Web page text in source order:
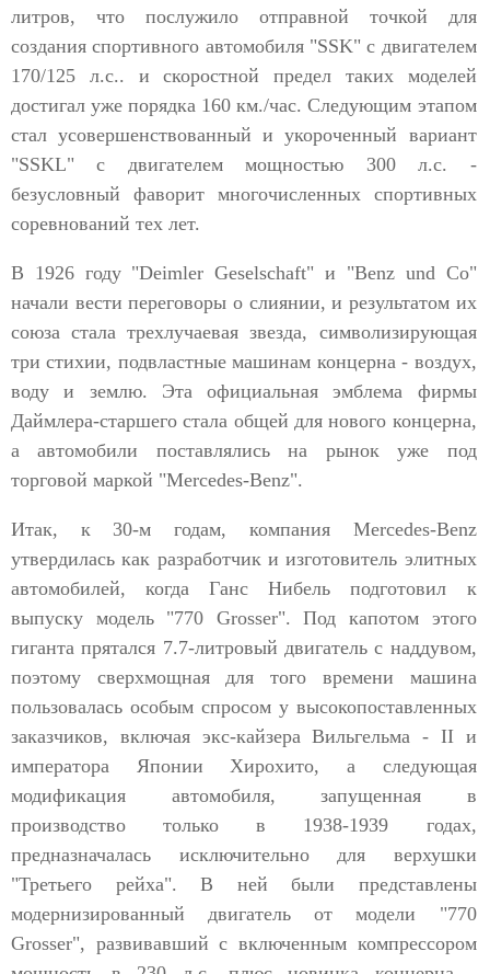
литров, что послужило отправной точкой для
создания спортивного автомобиля "SSK" с двигателем
170/125 л.с.. и скоростной предел таких моделей
достигал уже порядка 160 км./час. Следующим этапом
стал усовершенствованный и укороченный вариант
"SSKL" с двигателем мощностью 300 л.с. -
безусловный фаворит многочисленных спортивных
соревнований тех лет.
В 1926 году "Deimler Geselschaft" и "Benz und Co"
начали вести переговоры о слиянии, и результатом их
союза стала трехлучаевая звезда, символизирующая
три стихии, подвластные машинам концерна - воздух,
воду и землю. Эта официальная эмблема фирмы
Даймлера-старшего стала общей для нового концерна,
а автомобили поставлялись на рынок уже под
торговой маркой "Mercedes-Benz".
Итак, к 30-м годам, компания Mercedes-Benz
утвердилась как разработчик и изготовитель элитных
автомобилей, когда Ганс Нибель подготовил к
выпуску модель "770 Grosser". Под капотом этого
гиганта прятался 7.7-литровый двигатель с наддувом,
поэтому сверхмощная для того времени машина
пользовалась особым спросом у высокопоставленных
заказчиков, включая экс-кайзера Вильгельма - II и
императора Японии Хирохито, а следующая
модификация автомобиля, запущенная в
производство только в 1938-1939 годах,
предназначалась исключительно для верхушки
"Третьего рейха". В ней были представлены
модернизированный двигатель от модели "770
Grosser", развивавший с включенным компрессором